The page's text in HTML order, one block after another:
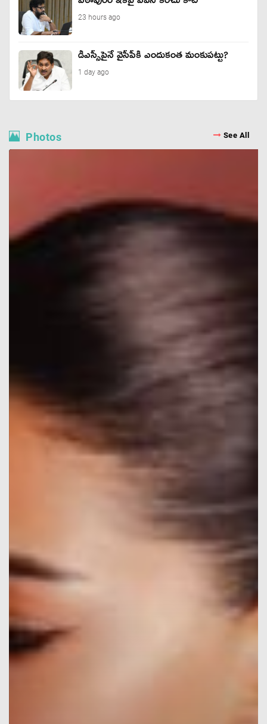
23 hours ago
డీఎస్సీపైనే వైసీపీకి ఎందుకంత మంకుపట్టు?
1 day ago
Photos See All